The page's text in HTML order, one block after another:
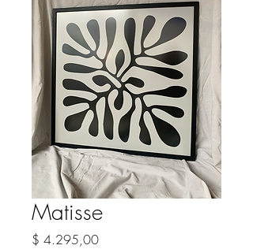
Matisse
$ 4.295,00Precio